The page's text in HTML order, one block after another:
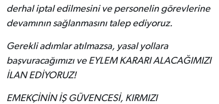
derhal iptal edilmesini ve personelin görevlerine
devamının sağlanmasını talep ediyoruz.
Gerekli adımlar atılmazsa, yasal yollara
başvuracağımızı ve EYLEM KARARI ALACAĞIMIZI
İLAN EDİYORUZ!
EMEKÇİNİN İŞ GÜVENCESİ, KIRMIZI